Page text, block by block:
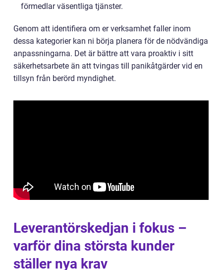
förmedlar väsentliga tjänster.
Genom att identifiera om er verksamhet faller inom
dessa kategorier kan ni börja planera för de nödvändiga
anpassningarna. Det är bättre att vara proaktiv i sitt
säkerhetsarbete än att tvingas till panikåtgärder vid en
tillsyn från berörd myndighet.
Leverantörskedjan i fokus –
varför dina största kunder
ställer nya krav